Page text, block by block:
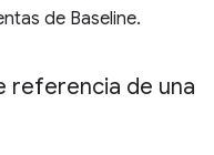
de Baseline.
referencia de una